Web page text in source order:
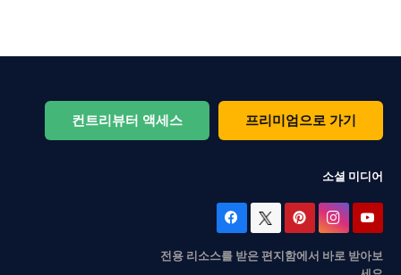
컨트리뷰터 액세스 프리미엄으로 가기
소셜 미디어
전용 리소스를 받은 편지함에서 바로 받아보